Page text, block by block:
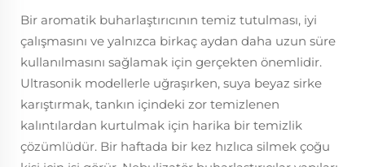
Bir aromatik buharlaştırıcının temiz tutulması, iyi
çalışmasını ve yalnızca birkaç aydan daha uzun süre
kullanılmasını sağlamak için gerçekten önemlidir.
Ultrasonik modellerle uğraşırken, suya beyaz sirke
karıştırmak, tankın içindeki zor temizlenen
kalıntılardan kurtulmak için harika bir temizlik
çözümlüdür. Bir haftada bir kez hızlıca silmek çoğu